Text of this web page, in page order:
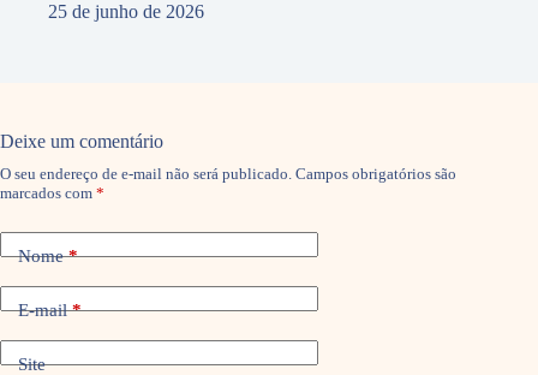
25 de junho de 2026
Deixe um comentário
O seu endereço de e-mail não será publicado. Campos obrigatórios são
marcados com *
Nome*
E-mail*
Site